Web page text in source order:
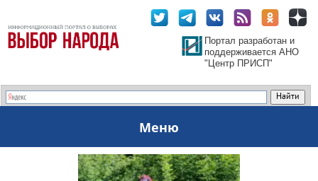
Портал разработан и
поддерживается АНО
"Центр ПРИСП"
Меню